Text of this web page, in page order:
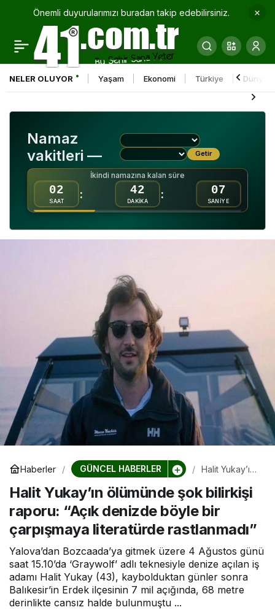
Önemli duyurularımızı buradan takip edebilirsiniz.
NELER OLUYOR Yaşam Ekonomi Türkiye Dünya
Namaz
vakitleri —
Getir
İkindi namazına kalan süre
02
SAAT
: 42
DAKİKA
: 06
SANİYE
Haberler GÜNCEL HABERLER
Halit Yukay’ın
bilirkişi raporu:
“Açık denizde
böyle bir
literatürde
Halit Yukay’ın ölümünde şok bilirkişi
raporu: “Açık denizde böyle bir
çarpışmaya literatürde rastlanmadı”
Yalova’dan Bozcaada’ya gitmek üzere 4 Ağustos günü
saat 15.10’da ‘Graywolf’ adlı teknesiyle denize açılan iş
adamı Halit Yukay (43), kaybolduktan günler sonra
Balıkesir’in Erdek ilçesinin 7 mil açığında, 68 metre
derinlikte cansız halde bulunmuştu ...
SEDAŞ’tan kaçak
elektrik uyarısı: “Tespiti
halinde suç duyurusu
0 Paylaş